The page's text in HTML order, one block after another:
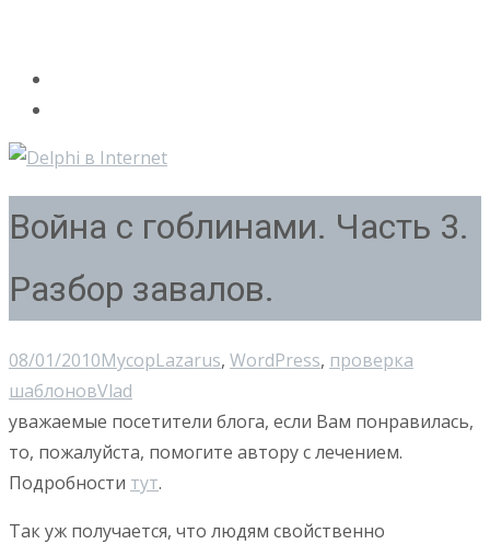
Война с гоблинами. Часть 3.
Разбор завалов.
08/01/2010МусорLazarus, WordPress, проверка
шаблоновVlad
уважаемые посетители блога, если Вам понравилась,
то, пожалуйста, помогите автору с лечением.
Подробности тут.
Так уж получается, что людям свойственно